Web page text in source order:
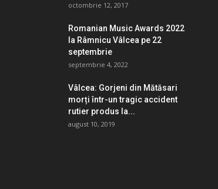
octombrie 12, 2017
Romanian Music Awards 2022
la Râmnicu Vâlcea pe 22
septembrie
septembrie 4, 2022
Vâlcea: Gorjeni din Mătăsari
morți într-un tragic accident
rutier produs la...
august 10, 2019